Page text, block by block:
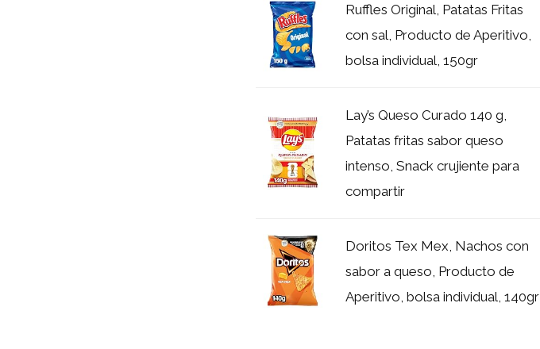
Ruffles Original, Patatas Fritas
con sal, Producto de Aperitivo,
bolsa individual, 150gr
Lay’s Queso Curado 140 g,
Patatas fritas sabor queso
intenso, Snack crujiente para
compartir
Doritos Tex Mex, Nachos con
sabor a queso, Producto de
Aperitivo, bolsa individual, 140gr